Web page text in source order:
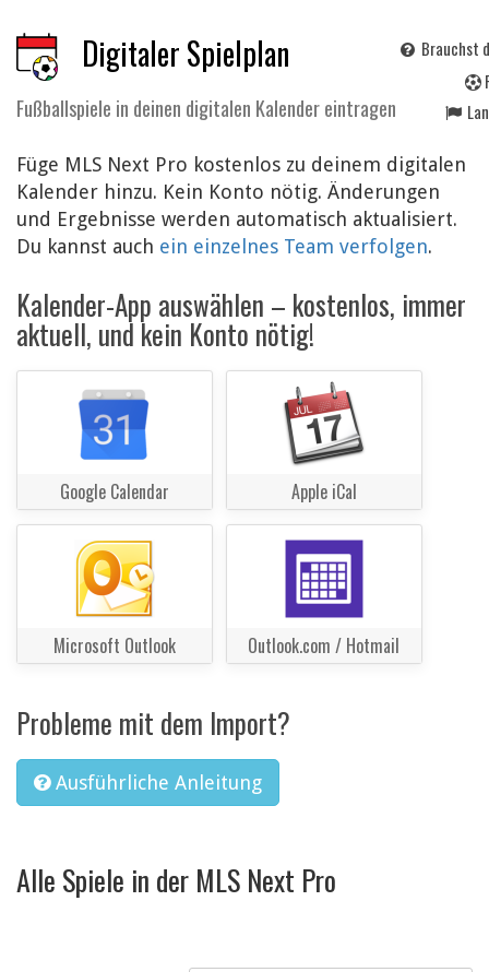
Digitaler Spielplan
Fußballspiele in deinen digitalen Kalender eintragen
Brauchst
Füge MLS Next Pro kostenlos zu deinem digitalen
Kalender hinzu. Kein Konto nötig. Änderungen
und Ergebnisse werden automatisch aktualisiert.
Du kannst auch ein einzelnes Team verfolgen.
Kalender-App auswählen – kostenlos, immer
aktuell, und kein Konto nötig!
Google Calendar Apple iCal
Microsoft Outlook Outlook.com / Hotmail
Probleme mit dem Import?
Ausführliche Anleitung
Alle Spiele in der MLS Next Pro